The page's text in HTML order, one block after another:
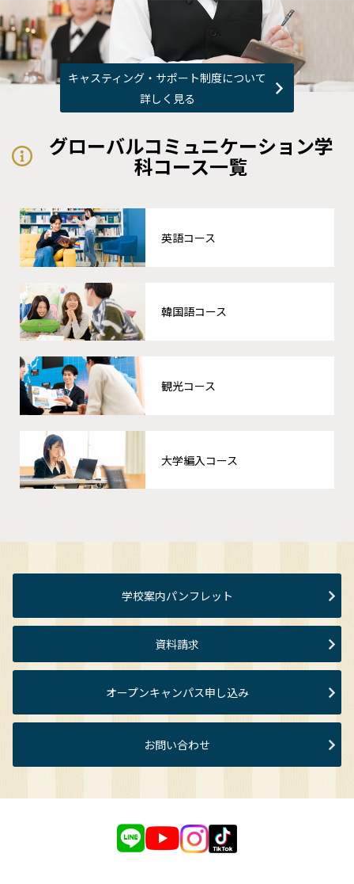
キャスティング・サポート制度について
詳しく見る
グローバルコミュニケーション学
科コース一覧
英語コース
韓国語コース
観光コース
大学編入コース
学校案内パンフレット
資料請求
オープンキャンパス申し込み
お問い合わせ